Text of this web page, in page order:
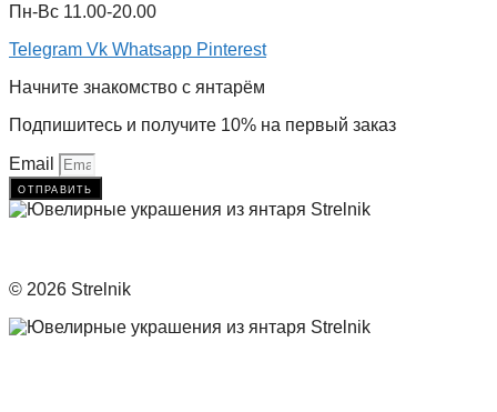
Пн-Вс 11.00-20.00
Telegram Vk Whatsapp Pinterest
Начните знакомство с янтарём
Подпишитесь и получите 10% на первый заказ
Email
отправить
© 2026 Strelnik